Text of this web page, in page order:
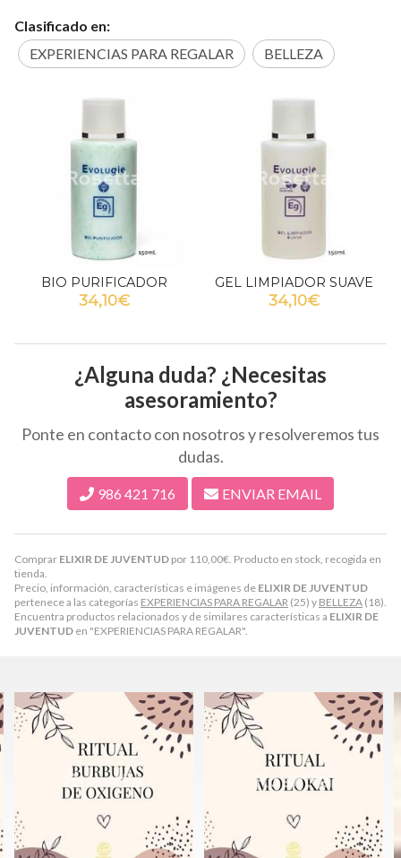
Comprar ELIXIR DE JUVENTUD por 110,00€ . Producto en stock, recogida en
tienda.
Precio, información, características e imágenes de ELIXIR DE JUVENTUD
pertenece a las categorías EXPERIENCIAS PARA REGALAR (25) y BELLEZA (18).
Encuentra productos relacionados y de similares características a ELIXIR DE
JUVENTUD en "EXPERIENCIAS PARA REGALAR".
Clasificado en:
EXPERIENCIAS PARA REGALAR
BELLEZA
GEL LIMPIADOR SUAVE
34,10€
BIO EQUILIBRADOR
34,10€
¿Alguna duda? ¿Necesitas
asesoramiento?
Ponte en contacto con nosotros y resolveremos tus
dudas.
986 421 716 ENVIAR EMAIL